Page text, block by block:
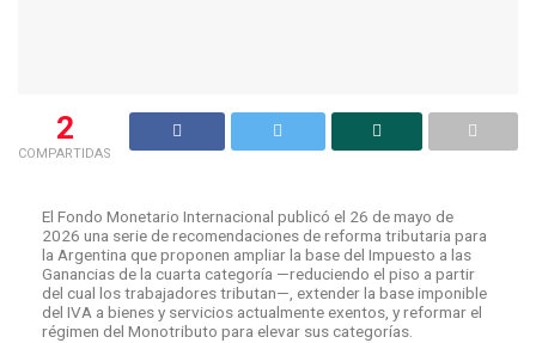
2
COMPARTIDAS
El Fondo Monetario Internacional publicó el 26 de mayo de
2026 una serie de recomendaciones de reforma tributaria para
la Argentina que proponen ampliar la base del Impuesto a las
Ganancias de la cuarta categoría —reduciendo el piso a partir
del cual los trabajadores tributan—, extender la base imponible
del IVA a bienes y servicios actualmente exentos, y reformar el
régimen del Monotributo para elevar sus categorías.